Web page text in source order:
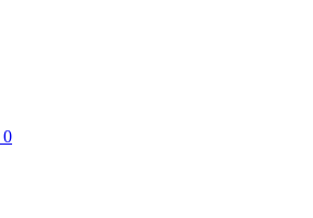
0